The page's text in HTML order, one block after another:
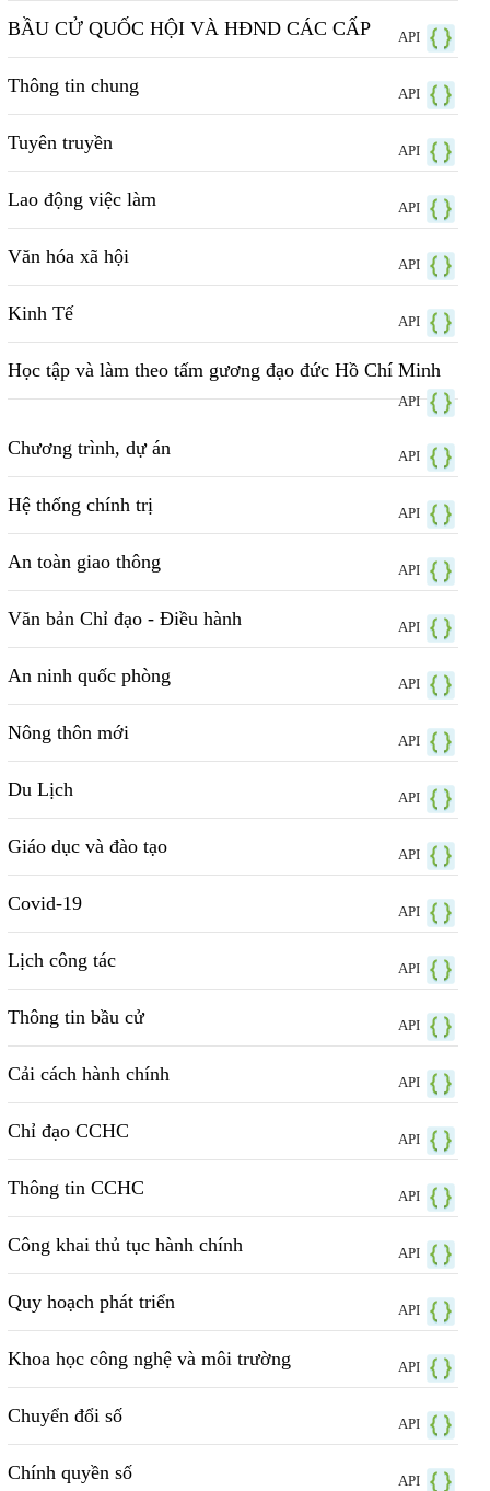
BẦU CỬ QUỐC HỘI VÀ HĐND CÁC CẤP API
Thông tin chung API
Tuyên truyền API
Lao động việc làm API
Văn hóa xã hội API
Kinh Tế API
Học tập và làm theo tấm gương đạo đức Hồ Chí Minh
API
Chương trình, dự án API
Hệ thống chính trị API
An toàn giao thông API
Văn bản Chỉ đạo - Điều hành API
An ninh quốc phòng API
Nông thôn mới API
Du Lịch API
Giáo dục và đào tạo API
Covid-19 API
Lịch công tác API
Thông tin bầu cử API
Cải cách hành chính API
Chỉ đạo CCHC API
Thông tin CCHC API
Công khai thủ tục hành chính API
Quy hoạch phát triển API
Khoa học công nghệ và môi trường API
Chuyển đổi số API
Chính quyền số API